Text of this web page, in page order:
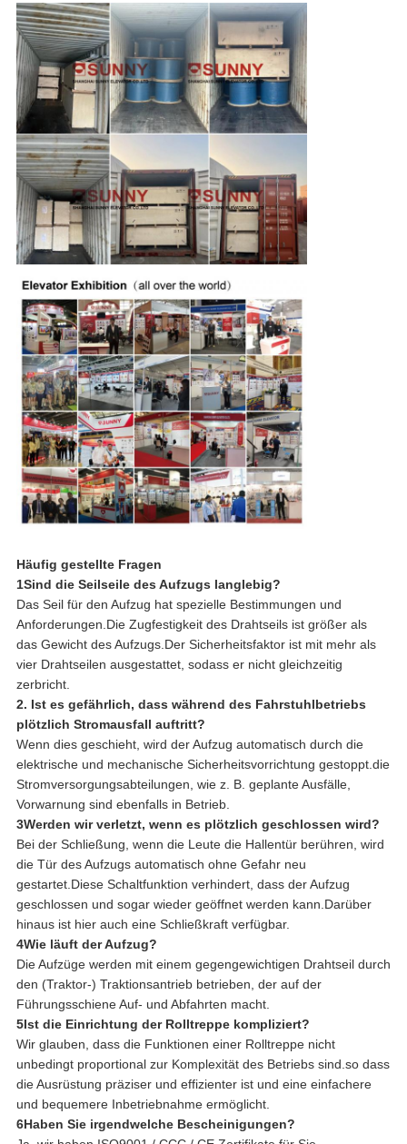
Häufig gestellte Fragen
1Sind die Seilseile des Aufzugs langlebig?
Das Seil für den Aufzug hat spezielle Bestimmungen und
Anforderungen.Die Zugfestigkeit des Drahtseils ist größer als
das Gewicht des Aufzugs.Der Sicherheitsfaktor ist mit mehr als
vier Drahtseilen ausgestattet, sodass er nicht gleichzeitig
zerbricht.
2. Ist es gefährlich, dass während des Fahrstuhlbetriebs
plötzlich Stromausfall auftritt?
Wenn dies geschieht, wird der Aufzug automatisch durch die
elektrische und mechanische Sicherheitsvorrichtung gestoppt.die
Stromversorgungsabteilungen, wie z. B. geplante Ausfälle,
Vorwarnung sind ebenfalls in Betrieb.
3Werden wir verletzt, wenn es plötzlich geschlossen wird?
Bei der Schließung, wenn die Leute die Hallentür berühren, wird
die Tür des Aufzugs automatisch ohne Gefahr neu
gestartet.Diese Schaltfunktion verhindert, dass der Aufzug
geschlossen und sogar wieder geöffnet werden kann.Darüber
hinaus ist hier auch eine Schließkraft verfügbar.
4Wie läuft der Aufzug?
Die Aufzüge werden mit einem gegengewichtigen Drahtseil durch
den (Traktor-) Traktionsantrieb betrieben, der auf der
Führungsschiene Auf- und Abfahrten macht.
5Ist die Einrichtung der Rolltreppe kompliziert?
Wir glauben, dass die Funktionen einer Rolltreppe nicht
unbedingt proportional zur Komplexität des Betriebs sind.so dass
die Ausrüstung präziser und effizienter ist und eine einfachere
und bequemere Inbetriebnahme ermöglicht.
6Haben Sie irgendwelche Bescheinigungen?